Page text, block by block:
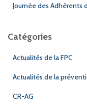
Journée des Adhérents
Catégories
Actualités de la FPC
Actualités de la
CR-AG